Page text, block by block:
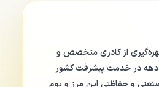
از کادری متخصص و
دهه در خدمت پیشرفت کشور
و حفاظتی این مرز و بوم